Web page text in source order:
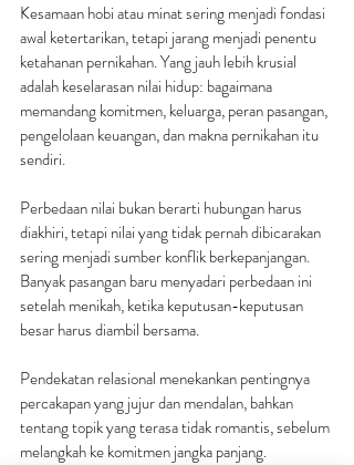
Kesamaan hobi atau minat sering menjadi fondasi
awal ketertarikan, tetapi jarang menjadi penentu
ketahanan pernikahan. Yang jauh lebih krusial
adalah keselarasan nilai hidup: bagaimana
memandang komitmen, keluarga, peran pasangan,
pengelolaan keuangan, dan makna pernikahan itu
sendiri.
Perbedaan nilai bukan berarti hubungan harus
diakhiri, tetapi nilai yang tidak pernah dibicarakan
sering menjadi sumber konflik berkepanjangan.
Banyak pasangan baru menyadari perbedaan ini
setelah menikah, ketika keputusan-keputusan
besar harus diambil bersama.
Pendekatan relasional menekankan pentingnya
percakapan yang jujur dan mendalan, bahkan
tentang topik yang terasa tidak romantis, sebelum
melangkah ke komitmen jangka panjang.